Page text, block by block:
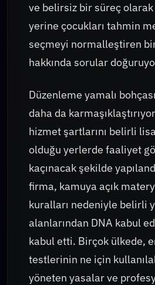
ve belirsiz bir süreç
yerine çocukları tahmin
seçmeyi normalleştiren bir
hakkında sorular
Düzenleme yamalı
daha da
hizmet şartlarını belirli
olduğu yerlerde faaliyet
kaçınacak şekilde
firma, kamuya açık
kuralları nedeniyle belirli
alanlarından DNA kabul
kabul etti. Birçok ülkede,
testlerinin ne için
yöneten yasalar ve